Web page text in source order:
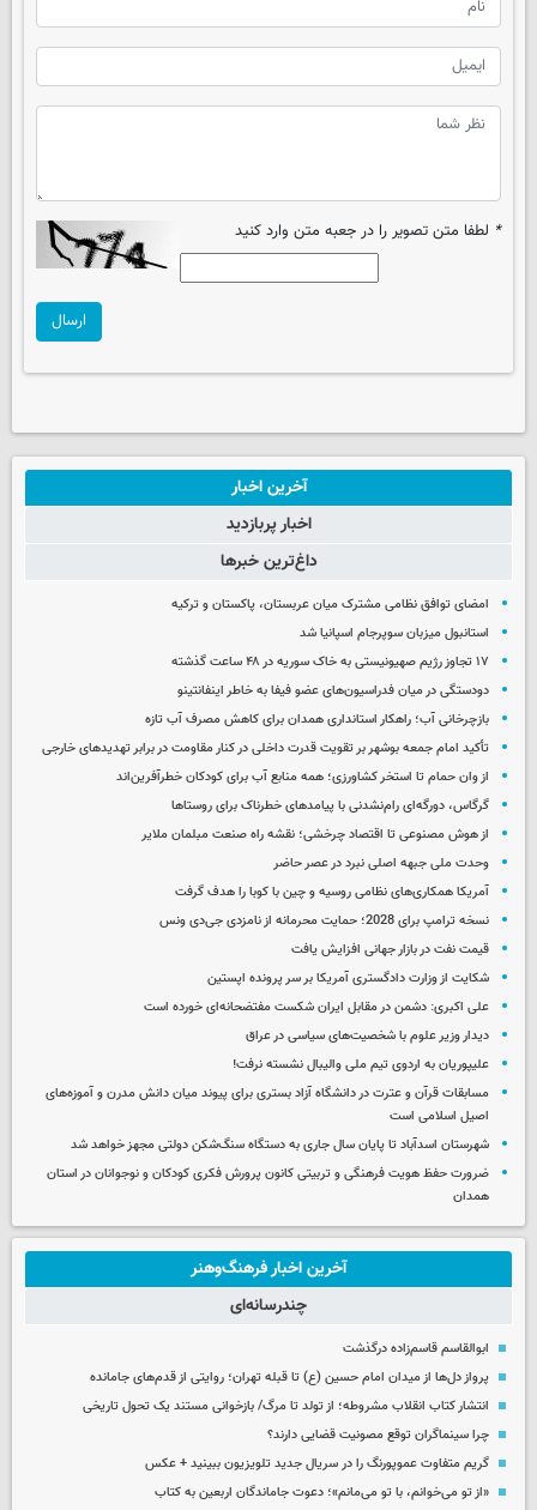
* لطفا متن تصویر را در جعبه متن وارد کنید
ارسال
آخرین اخبار
اخبار پربازدید
داغ‌ترین خبرها
امضای توافق نظامی مشترک میان عربستان، پاکستان و ترکیه
استانبول میزبان سوپرجام اسپانیا شد
۱۷ تجاوز رژیم صهیونیستی به خاک سوریه در ۴۸ ساعت گذشته
دودستگی در میان فدراسیون‌های عضو فیفا به خاطر اینفانتینو
بازچرخانی آب؛ راهکار استانداری همدان برای کاهش مصرف آب تازه
تأکید امام جمعه بوشهر بر تقویت قدرت داخلی در کنار مقاومت در برابر تهدیدهای خارجی
از وان حمام تا استخر کشاورزی؛ همه منابع آب برای کودکان خطرآفرین‌اند
گرگاس، دورگه‌ای رام‌نشدنی با پیامدهای خطرناک برای روستاها
از هوش مصنوعی تا اقتصاد چرخشی؛ نقشه راه صنعت مبلمان ملایر
وحدت ملی جبهه اصلی نبرد در عصر حاضر
آمریکا همکاری‌های نظامی روسیه و چین با کوبا را هدف گرفت
نسخه ترامپ برای 2028؛ حمایت محرمانه از نامزدی جی‌دی ونس
قیمت نفت در بازار جهانی افزایش یافت
شکایت از وزارت دادگستری آمریکا بر سر پرونده اپستین
علی اکبری: دشمن در مقابل ایران شکست مفتضحانه‌ای خورده است
دیدار وزیر علوم با شخصیت‌های سیاسی در عراق
علیپوریان به اردوی تیم ملی والیبال نشسته نرفت!
مسابقات قرآن و عترت در دانشگاه آزاد بستری برای پیوند میان دانش مدرن و آموزه‌های
اصیل اسلامی است
شهرستان اسدآباد تا پایان سال جاری به دستگاه سنگ‌شکن دولتی مجهز خواهد شد
ضرورت حفظ هویت فرهنگی و تربیتی کانون پرورش فکری کودکان و نوجوانان در استان
همدان
آخرین اخبار فرهنگ‌وهنر
چندرسانه‌ای
ابوالقاسم قاسم‌زاده درگذشت
پرواز دل‌ها از میدان امام حسین (ع) تا قبله تهران؛ روایتی از قدم‌های جامانده
انتشار کتاب انقلاب مشروطه؛ از تولد تا مرگ/ بازخوانی مستند یک تحول تاریخی
چرا سینماگران توقع مصونیت قضایی دارند؟
گریم متفاوت عموپورنگ را در سریال جدید تلویزیون ببینید + عکس
«از تو می‌خوانم، با تو می‌مانم»؛ دعوت جاماندگان اربعین به کتاب